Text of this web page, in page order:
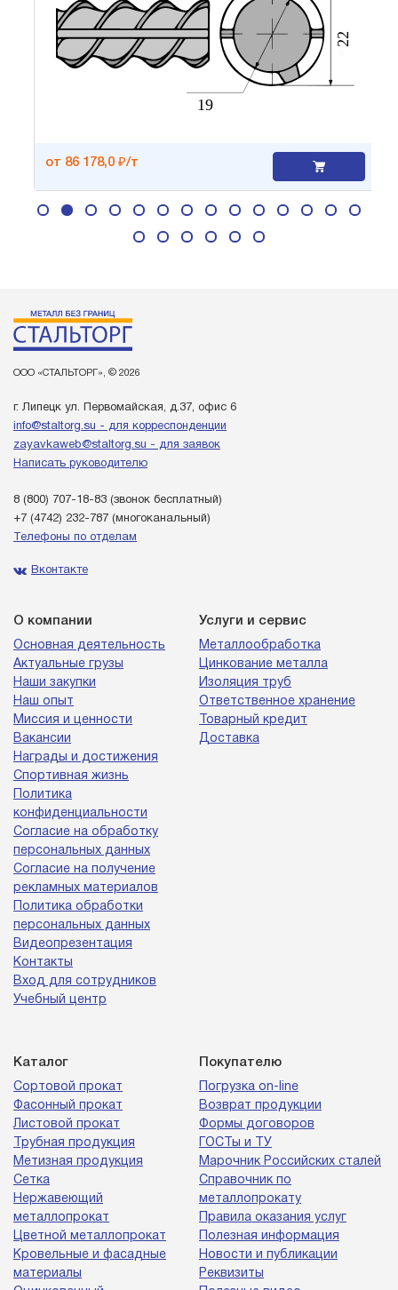
от 86 178,0 ₽/т
ООО «СТАЛЬТОРГ», © 2026
г. Липецк ул. Первомайская, д.37, офис 6
info@staltorg.su - для корреспонденции
zayavkaweb@staltorg.su - для заявок
Написать руководителю
8 (800) 707-18-83 (звонок бесплатный)
+7 (4742) 232-787 (многоканальный)
Телефоны по отделам
Вконтакте
О компании
Основная деятельность
Актуальные грузы
Наши закупки
Наш опыт
Миссия и ценности
Вакансии
Награды и достижения
Спортивная жизнь
Политика
конфиденциальности
Согласие на обработку
персональных данных
Согласие на получение
рекламных материалов
Политика обработки
персональных данных
Видеопрезентация
Контакты
Вход для сотрудников
Учебный центр
Услуги и сервис
Металлообработка
Цинкование металла
Изоляция труб
Ответственное хранение
Товарный кредит
Доставка
Каталог
Сортовой прокат
Фасонный прокат
Листовой прокат
Трубная продукция
Метизная продукция
Сетка
Нержавеющий
металлопрокат
Цветной металлопрокат
Кровельные и фасадные
материалы
Покупателю
Погрузка on-line
Возврат продукции
Формы договоров
ГОСТы и ТУ
Марочник Российских сталей
Справочник по
металлопрокату
Правила оказания услуг
Полезная информация
Новости и публикации
Реквизиты